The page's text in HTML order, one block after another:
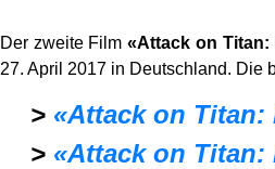
Der zweite Film «Attack on Titan:
27. April 2017 in Deutschland. Die
> «Attack on Titan:
> «Attack on